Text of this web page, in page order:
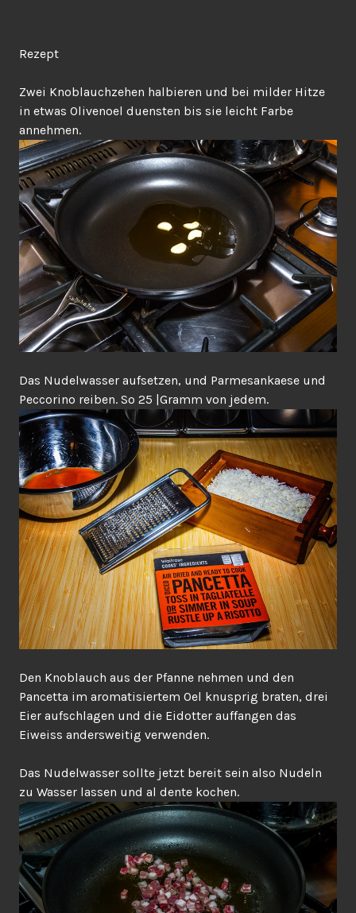
Rezept
Zwei Knoblauchzehen halbieren und bei milder Hitze
in etwas Olivenoel duensten bis sie leicht Farbe
annehmen.
Das Nudelwasser aufsetzen, und Parmesankaese und
Peccorino reiben. So 25 |Gramm von jedem.
Den Knoblauch aus der Pfanne nehmen und den
Pancetta im aromatisiertem Oel knusprig braten, drei
Eier aufschlagen und die Eidotter auffangen das
Eiweiss andersweitig verwenden.
Das Nudelwasser sollte jetzt bereit sein also Nudeln
zu Wasser lassen und al dente kochen.